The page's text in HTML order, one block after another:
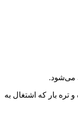
می‌شود.
تره بار که اشتغال به